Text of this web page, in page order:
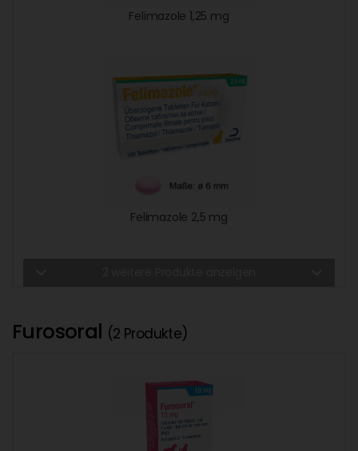
Felimazole 1,25 mg
Felimazole 2,5 mg
Furosoral (2 Produkte)